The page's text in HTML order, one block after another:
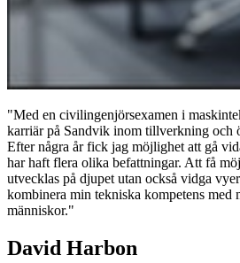
"Med en civilingenjörsexamen i
karriär på Sandvik inom tillverkning och
Efter några år fick jag möjlighet att gå
har haft flera olika befattningar. Att få
utvecklas på djupet utan också vidga
kombinera min tekniska kompetens med
människor."
David Harbon